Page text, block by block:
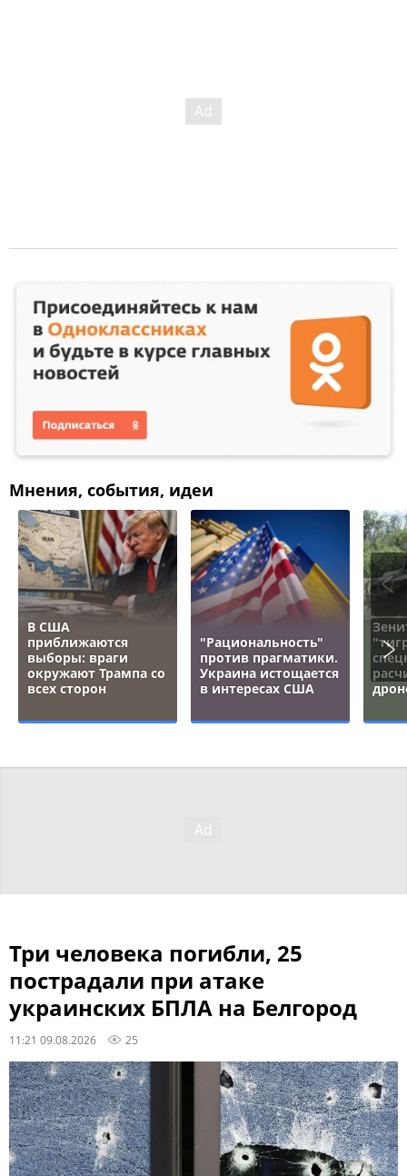
Мнения, события, идеи
В США
приближаются
выборы: враги
окружают Трампа со
всех сторон
"Рациональность"
против прагматики.
Украина истощается
в интересах США
Три человека погибли, 25
пострадали при атаке
украинских БПЛА на Белгород
11:21 09.08.2026 25